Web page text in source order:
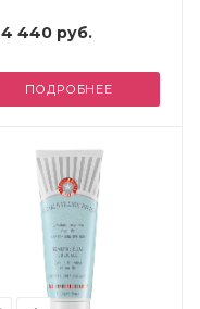
4 440 руб.
ПОДРОБНЕЕ